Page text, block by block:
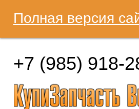
Полная версия
+7 (985) 918-